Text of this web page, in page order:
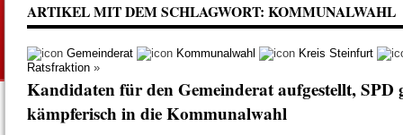
ARTIKEL MIT DEM SCHLAGWORT: KOMMUNALWAHL
Gemeinderat Kommunalwahl
Kreis Steinfurt
Ratsfraktion »
Kandidaten für den Gemeinderat aufgestellt, SPD
kämpferisch in die Kommunalwahl